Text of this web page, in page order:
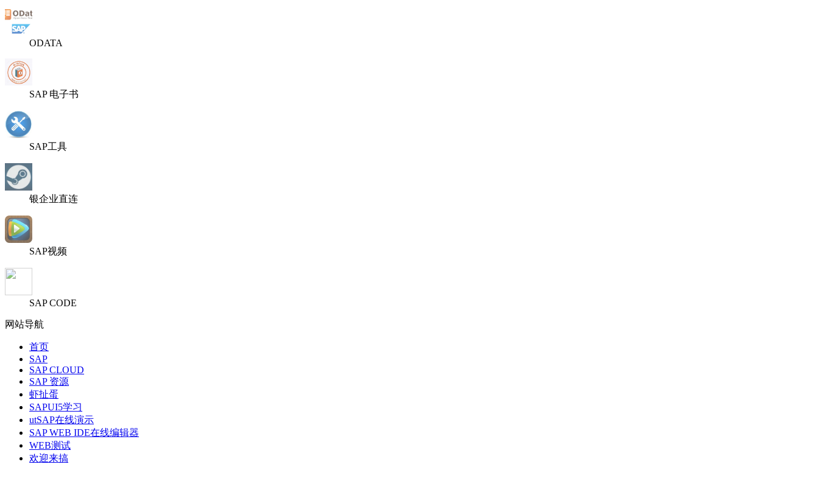
ODATA
SAP 电子书
SAP工具
银企业直连
SAP视频
SAP CODE
网站导航
首页
SAP
SAP CLOUD
SAP 资源
虾扯蛋
SAPUI5学习
utSAP在线演示
SAP WEB IDE在线编辑器
WEB测试
欢迎来搞